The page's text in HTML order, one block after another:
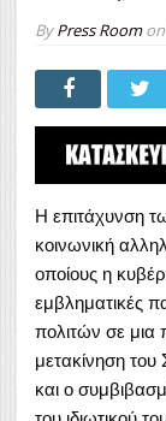
ByPress Roomon
Η επιτάχυνση
κοινωνική
οποίους η
εμβληματικές
πολιτών σε μια
μετακίνηση του
και ο